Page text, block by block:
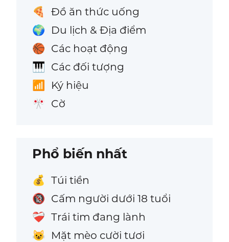
🍕 Đồ ăn thức uống
🌍 Du lịch & Địa điểm
🏀 Các hoạt động
🎹 Các đối tượng
📶 Ký hiệu
🎌 Cờ
Phổ biến nhất
💰 Túi tiền
🔞 Cấm người dưới 18 tuổi
❤️‍🩹 Trái tim đang lành
😺 Mặt mèo cười tươi